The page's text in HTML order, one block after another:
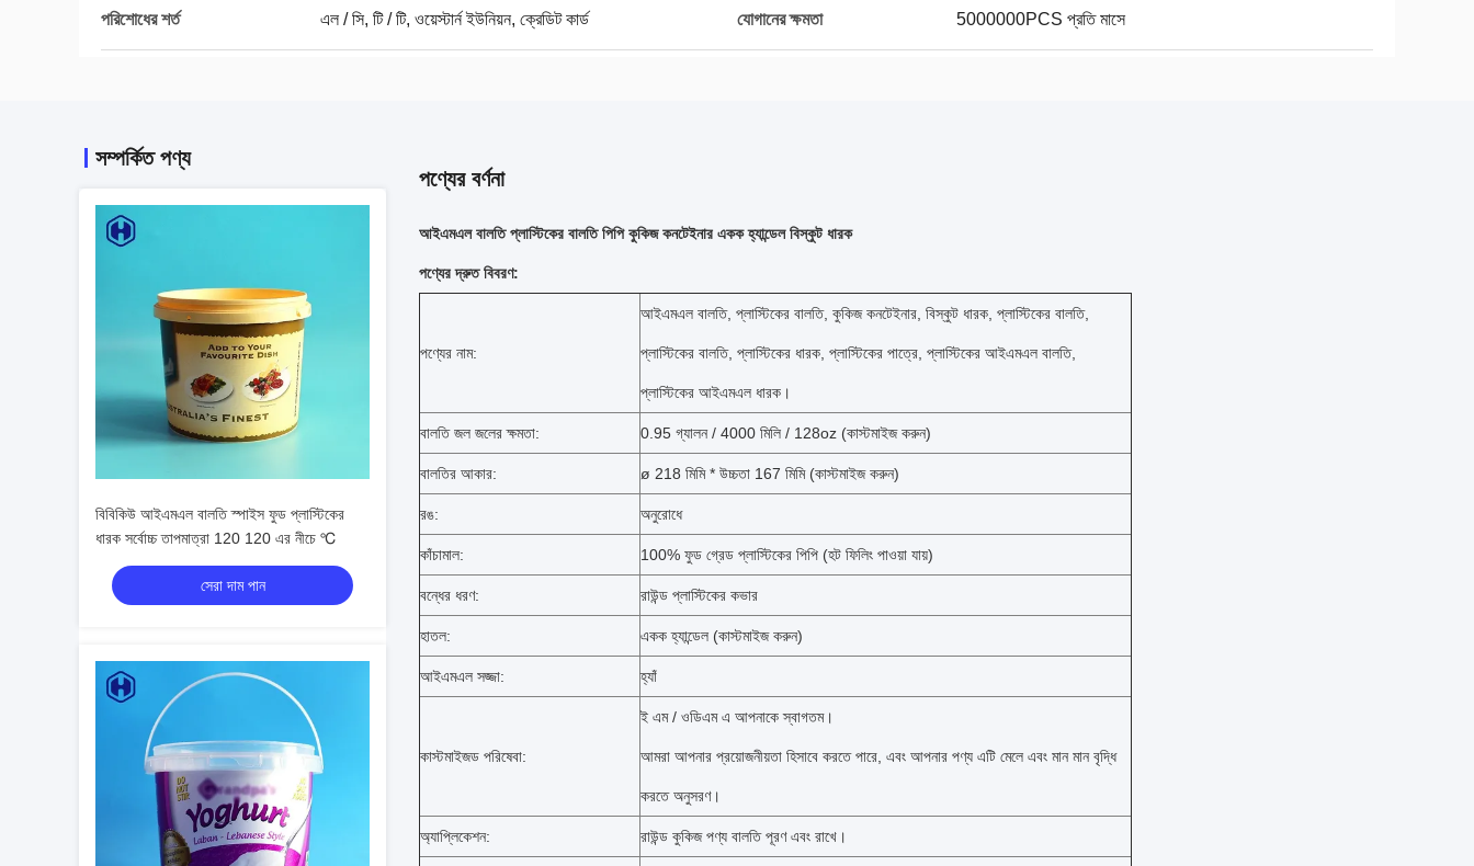
পরিশোধের শর্ত এল / সি, টি / টি, ওয়েস্টার্ন ইউনিয়ন, ক্রেডিট কার্ড যোগানের ক্ষমতা 5000000PCS প্রতি মাসে
সম্পর্কিত পণ্য
বিবিকিউ আইএমএল বালতি স্পাইস ফুড প্লাস্টিকের
ধারক সর্বোচ্চ তাপমাত্রা 120 120 এর নীচে ℃
সেরা দাম পান
পণ্যের বর্ণনা
আইএমএল বালতি প্লাস্টিকের বালতি পিপি কুকিজ কনটেইনার একক হ্যান্ডেল বিস্কুট ধারক
পণ্যের দ্রুত বিবরণ:
পণ্যের নাম:
আইএমএল বালতি, প্লাস্টিকের বালতি, কুকিজ কনটেইনার, বিস্কুট ধারক, প্লাস্টিকের বালতি,
প্লাস্টিকের বালতি, প্লাস্টিকের ধারক, প্লাস্টিকের পাত্রে, প্লাস্টিকের আইএমএল বালতি,
প্লাস্টিকের আইএমএল ধারক।
বালতি জল জলের ক্ষমতা: 0.95 গ্যালন / 4000 মিলি / 128oz (কাস্টমাইজ করুন)
বালতির আকার: ø 218 মিমি * উচ্চতা 167 মিমি (কাস্টমাইজ করুন)
রঙ: অনুরোধে
কাঁচামাল: 100% ফুড গ্রেড প্লাস্টিকের পিপি (হট ফিলিং পাওয়া যায়)
বন্ধের ধরণ: রাউন্ড প্লাস্টিকের কভার
হাতল: একক হ্যান্ডেল (কাস্টমাইজ করুন)
আইএমএল সজ্জা: হ্যাঁ
কাস্টমাইজড পরিষেবা:
ই এম / ওডিএম এ আপনাকে স্বাগতম।
আমরা আপনার প্রয়োজনীয়তা হিসাবে করতে পারে, এবং আপনার পণ্য এটি মেলে এবং মান মান বৃদ্ধি
করতে অনুসরণ।
অ্যাপ্লিকেশন: রাউন্ড কুকিজ পণ্য বালতি পূরণ এবং রাখে।